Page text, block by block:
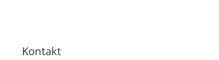
Kontakt